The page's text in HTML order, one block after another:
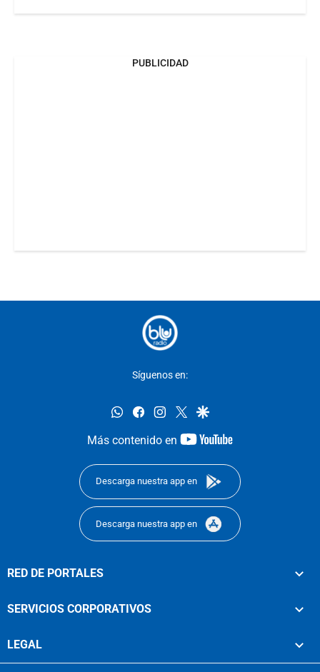
PUBLICIDAD
Síguenos en:
whatsappfacebookinstagram
twittergoogle
Más contenido en
youtube-
Descarga nuestra app en
Descarga nuestra app en
RED DE PORTALES
SERVICIOS CORPORATIVOS
LEGAL